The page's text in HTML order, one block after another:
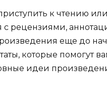
к чтению
с рецензиями,
еще до
которые помогут
идеи